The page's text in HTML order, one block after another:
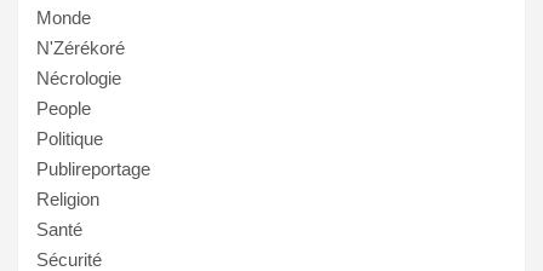
Monde
N'Zérékoré
Nécrologie
People
Politique
Publireportage
Religion
Santé
Sécurité